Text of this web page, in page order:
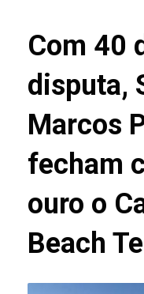
Com 40
disputa,
Marcos
fecham
ouro o
Beach